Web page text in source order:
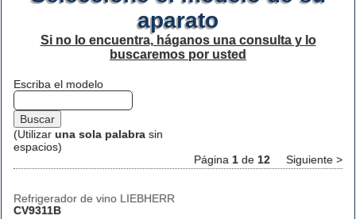
aparato
Si no lo encuentra, háganos una consulta y lo
buscaremos por usted
Escriba el modelo
(Utilizar una sola palabra sin
espacios)
Página 1 de 12 Siguiente >
Refrigerador de vino LIEBHERR
CV9311B